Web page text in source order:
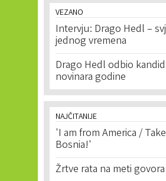
VEZANO
Intervju: Drago Hedl –
jednog vremena
Drago Hedl odbio
novinara godine
NAJČITANIJE
'I am from America /
Bosnia!'
Žrtve rata na meti